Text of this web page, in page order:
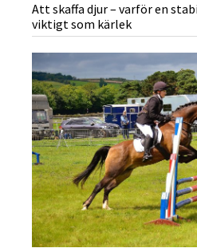
Att skaffa djur – varför en
viktigt som kärlek